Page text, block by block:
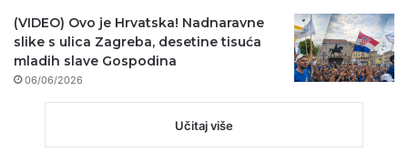
(VIDEO) Ovo je Hrvatska! Nadnaravne
slike s ulica Zagreba, desetine tisuća
mladih slave Gospodina
06/06/2026
Učitaj više